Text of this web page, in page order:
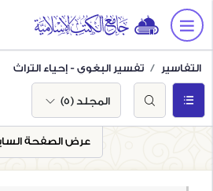
التفاسير تفسير البغوي - إحياء التراث
المجلد (5)
عرض الصفحة